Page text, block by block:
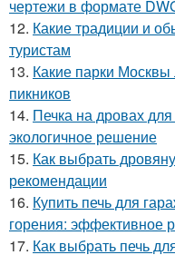
чертежи в формате
12. Какие традиции и
туристам
13. Какие парки
пикников
14. Печка на дровах
экологичное решение
15. Как выбрать
рекомендации
16. Купить печь для
горения: эффективное
17. Как выбрать печь